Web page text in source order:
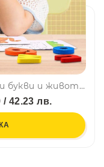
Образователна игра с дървени букви и животни МОНТЕСОРИ - за изучаване на английски език SD07, BF23
42.23 лв.